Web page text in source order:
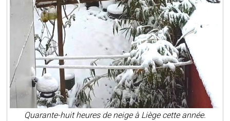
Quarante-huit heures de neige à Liège cette année.